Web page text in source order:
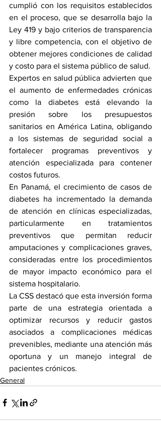
cumplió con los requisitos establecidos
en el proceso, que se desarrolla bajo la
Ley 419 y bajo criterios de transparencia
y libre competencia, con el objetivo de
obtener mejores condiciones de calidad
y costo para el sistema público de salud.
Expertos en salud pública advierten que
el aumento de enfermedades crónicas
como la diabetes está elevando la
presión sobre los presupuestos
sanitarios en América Latina, obligando
a los sistemas de seguridad social a
fortalecer programas preventivos y
atención especializada para contener
costos futuros.
En Panamá, el crecimiento de casos de
diabetes ha incrementado la demanda
de atención en clínicas especializadas,
particularmente en tratamientos
preventivos que permitan reducir
amputaciones y complicaciones graves,
consideradas entre los procedimientos
de mayor impacto económico para el
sistema hospitalario.
La CSS destacó que esta inversión forma
parte de una estrategia orientada a
optimizar recursos y reducir gastos
asociados a complicaciones médicas
prevenibles, mediante una atención más
oportuna y un manejo integral de
pacientes crónicos.
General